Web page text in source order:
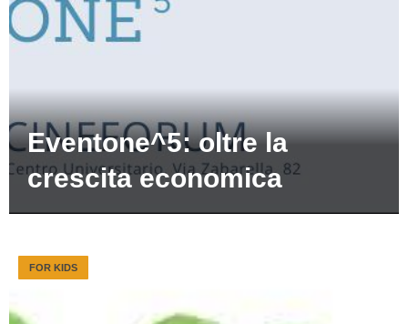
Eventone^5: oltre la
crescita economica
FOR KIDS